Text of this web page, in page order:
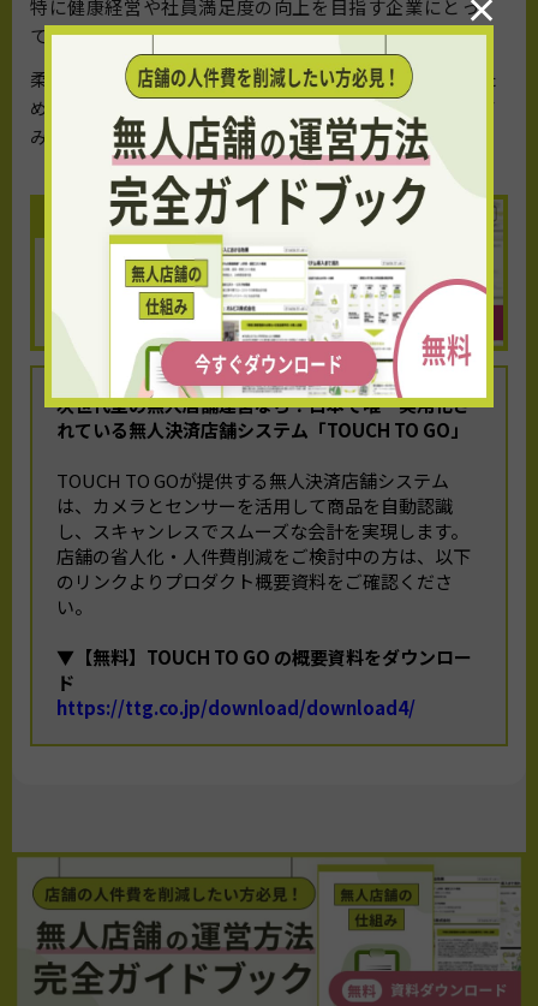
特に健康経営や社員満足度の向上を目指す企業にとっ
て、大きなメリットが期待できます。
柔軟な働き方を支援し、従業員の健康をサポートするた
めに、心幸ホールディングスのサービス導入を検討して
みましょう。
次世代型の無人店舗運営なら！日本で唯一実用化さ
れている無人決済店舗システム「TOUCH TO GO」
TOUCH TO GOが提供する無人決済店舗システム
は、カメラとセンサーを活用して商品を自動認識
し、スキャンレスでスムーズな会計を実現します。
店舗の省人化・人件費削減をご検討中の方は、以下
のリンクよりプロダクト概要資料をご確認くださ
い。
▼【無料】TOUCH TO GO の概要資料をダウンロー
ド
https://ttg.co.jp/download/download4/